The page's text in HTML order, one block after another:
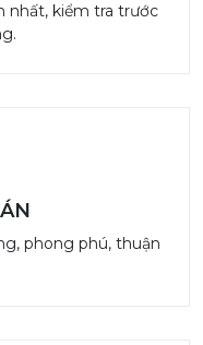
nhất, kiểm tra trước
phong phú, thuận